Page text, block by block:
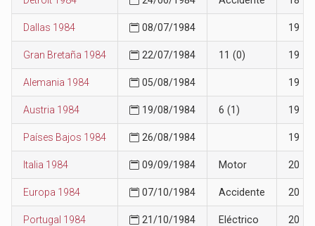
Dallas 1984 08/07/1984 19
Gran Bretaña 1984 22/07/1984 11 (0) 19
Alemania 1984 05/08/1984 19
Austria 1984 19/08/1984 6 (1) 19
Países Bajos 1984 26/08/1984 19
Italia 1984 09/09/1984 Motor 20
Europa 1984 07/10/1984 Accidente 20
Portugal 1984 21/10/1984 Eléctrico 20